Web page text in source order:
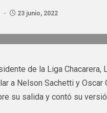
23 junio, 2022
de la Liga Chacarera,
a Nelson Sachetti y
su salida y contó su